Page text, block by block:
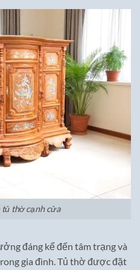
thờ cạnh cửa
đáng kể đến tâm trạng và
gia đình. Tủ thờ được đặt